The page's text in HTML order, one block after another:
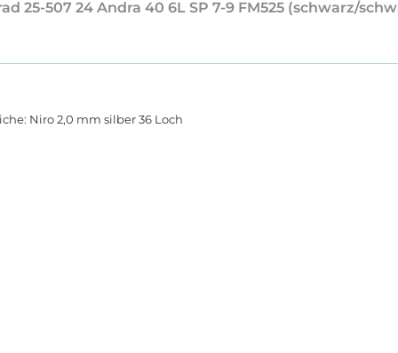
25-507 24 Andra 40 6L SP 7-9 FM525 (schwarz/
Niro 2,0 mm silber 36 Loch